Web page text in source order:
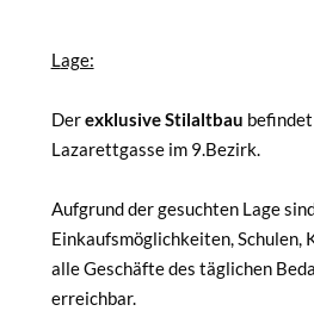
Lage:
Derexklusive Stilaltbau
Lazarettgasse im 9.Bezirk.
Aufgrund der gesuchten Lage
Einkaufsmöglichkeiten, Schulen,
alle Geschäfte des täglichen
erreichbar.